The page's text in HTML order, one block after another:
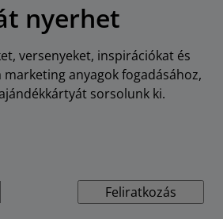
nyerhet
versenyeket, inspirációkat és
anyagok fogadásához,
sorsolunk ki.
Feliratkozás